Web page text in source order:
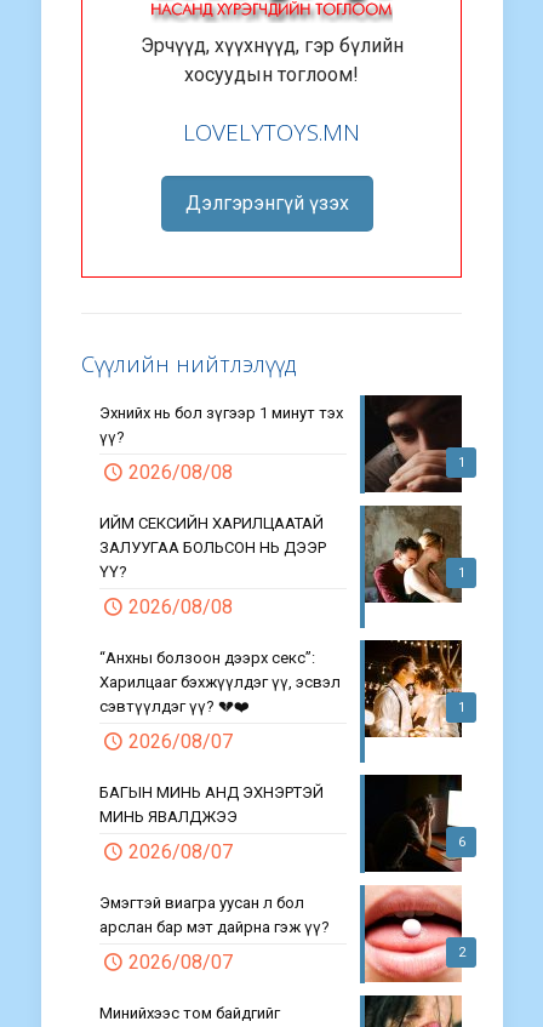
Эрчүүд, хүүхнүүд, гэр бүлийн
хосуудын тоглоом!
LOVELYTOYS.MN
Дэлгэрэнгүй үзэх
Сүүлийн нийтлэлүүд
1
Эхнийх нь бол зүгээр 1 минут тэх
үү?
2026/08/08
1
ИЙМ СЕКСИЙН ХАРИЛЦААТАЙ
ЗАЛУУГАА БОЛЬСОН НЬ ДЭЭР
ҮҮ?
2026/08/08
1
“Анхны болзоон дээрх секс”:
Харилцааг бэхжүүлдэг үү, эсвэл
сэвтүүлдэг үү? 💔❤️
2026/08/07
6
БАГЫН МИНЬ АНД ЭХНЭРТЭЙ
МИНЬ ЯВАЛДЖЭЭ
2026/08/07
2
Эмэгтэй виагра уусан л бол
арслан бар мэт дайрна гэж үү?
2026/08/07
Минийхээс том байдгийг